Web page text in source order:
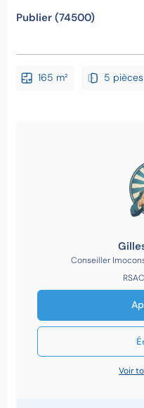
Publier (74500)
165 m² 5 pièces
Conseiller
Voir